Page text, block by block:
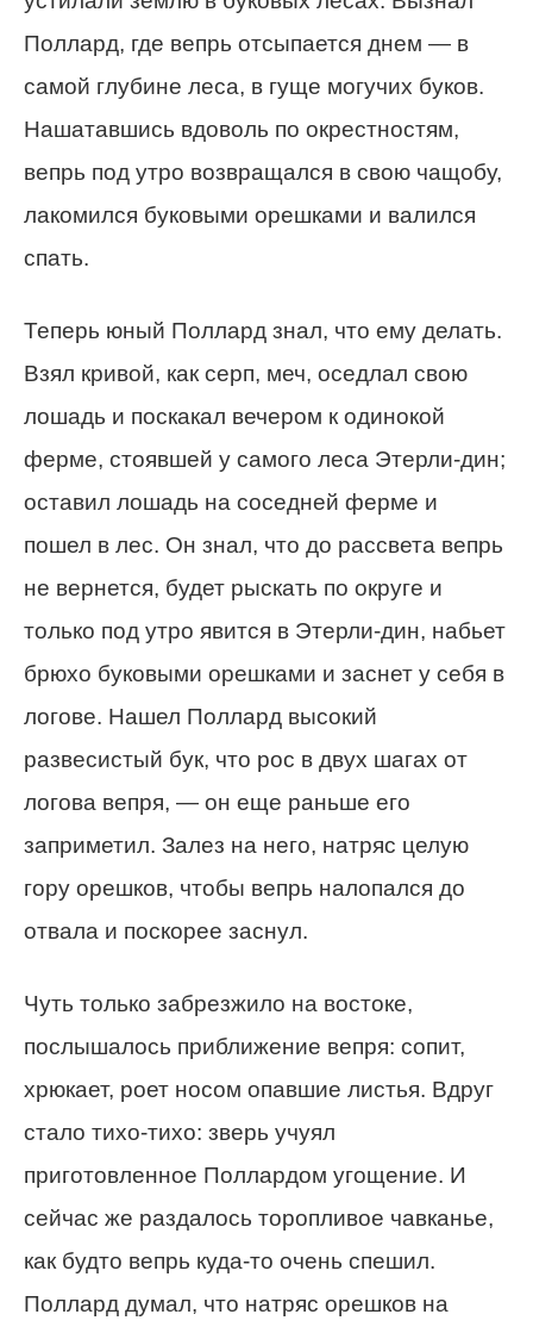
Поллард, где вепрь отсыпается днем — в
самой глубине леса, в гуще могучих буков.
Нашатавшись вдоволь по окрестностям,
вепрь под утро возвращался в свою чащобу,
лакомился буковыми орешками и валился
спать.
Теперь юный Поллард знал, что ему делать.
Взял кривой, как серп, меч, оседлал свою
лошадь и поскакал вечером к одинокой
ферме, стоявшей у самого леса Этерли-дин;
оставил лошадь на соседней ферме и
пошел в лес. Он знал, что до рассвета вепрь
не вернется, будет рыскать по округе и
только под утро явится в Этерли-дин, набьет
брюхо буковыми орешками и заснет у себя в
логове. Нашел Поллард высокий
развесистый бук, что рос в двух шагах от
логова вепря, — он еще раньше его
заприметил. Залез на него, натряс целую
гору орешков, чтобы вепрь налопался до
отвала и поскорее заснул.
Чуть только забрезжило на востоке,
послышалось приближение вепря: сопит,
хрюкает, роет носом опавшие листья. Вдруг
стало тихо-тихо: зверь учуял
приготовленное Поллардом угощение. И
сейчас же раздалось торопливое чавканье,
как будто вепрь куда-то очень спешил.
Поллард думал, что натряс орешков на